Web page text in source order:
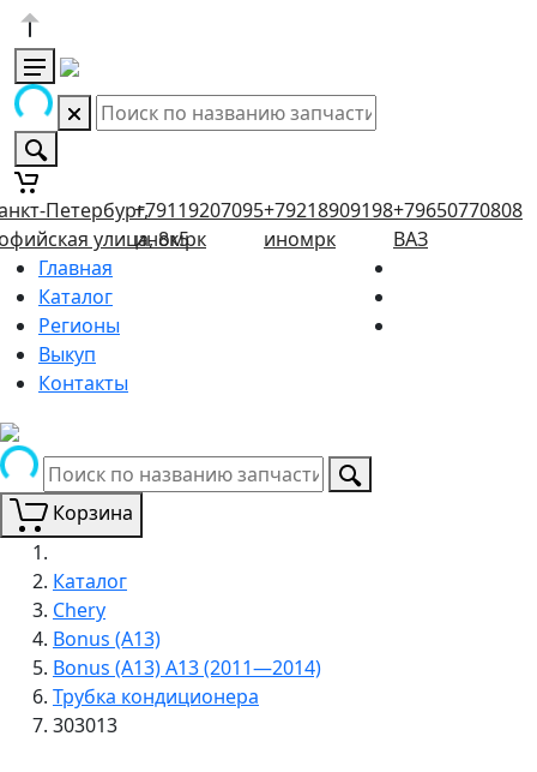
Петербург,
улица, 8к5
+79119207095
иномрк
+79218909198
иномрк
+79650770808
ВАЗ
Главная
Каталог
Регионы
Выкуп
Контакты
Корзина
Каталог
Chery
Bonus (A13)
Bonus (A13) A13 (2011—2014)
Трубка кондиционера
303013